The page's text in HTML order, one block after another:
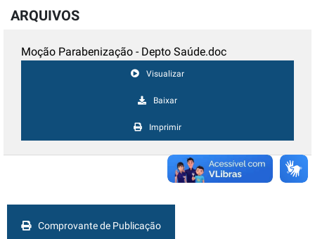
ARQUIVOS
Moção Parabenização - Depto Saúde.doc
Visualizar
Baixar
Imprimir
Comprovante de Publicação